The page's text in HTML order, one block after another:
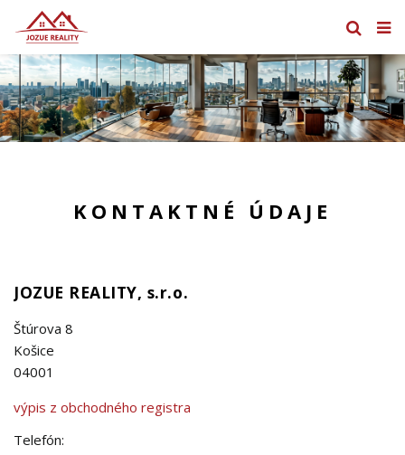
KONTAKTNÉ ÚDAJE
JOZUE REALITY, s.r.o.
Štúrova 8
Košice
04001
výpis z obchodného registra
Telefón: